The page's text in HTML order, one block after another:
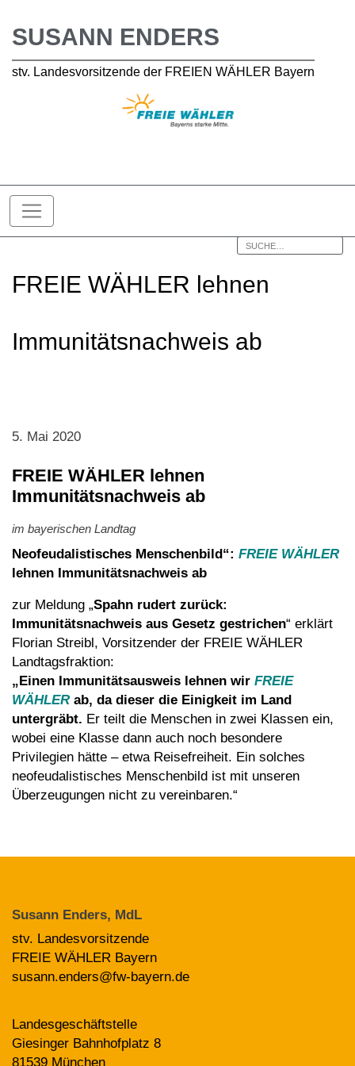
SUSANN ENDERS
stv. Landesvorsitzende der FREIEN WÄHLER Bayern
FREIE WÄHLER lehnen
Immunitätsnachweis ab
5. Mai 2020
FREIE WÄHLER lehnen
Immunitätsnachweis ab
im bayerischen Landtag
Neofeudalistisches Menschenbild“: FREIE WÄHLER
lehnen Immunitätsnachweis ab
zur Meldung „Spahn rudert zurück:
Immunitätsnachweis aus Gesetz gestrichen“ erklärt
Florian Streibl, Vorsitzender der FREIE WÄHLER
Landtagsfraktion:
„Einen Immunitätsausweis lehnen wir FREIE
WÄHLER ab, da dieser die Einigkeit im Land
untergräbt. Er teilt die Menschen in zwei Klassen ein,
wobei eine Klasse dann auch noch besondere
Privilegien hätte – etwa Reisefreiheit. Ein solches
neofeudalistisches Menschenbild ist mit unseren
Überzeugungen nicht zu vereinbaren.“
Susann Enders, MdL
stv. Landesvorsitzende
FREIE WÄHLER Bayern
susann.enders@fw-bayern.de
Landesgeschäftstelle
Giesinger Bahnhofplatz 8
81539 München